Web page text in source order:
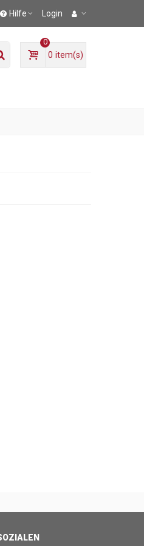
Hilfe Login
0
0 item(s)